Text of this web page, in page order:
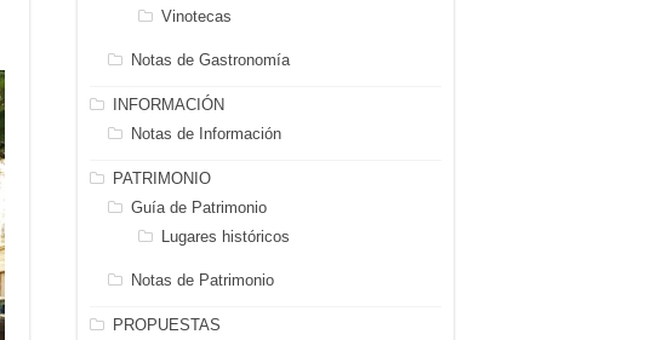
Vinotecas
Notas de Gastronomía
INFORMACIÓN
Notas de Información
PATRIMONIO
Guía de Patrimonio
Lugares históricos
Notas de Patrimonio
PROPUESTAS